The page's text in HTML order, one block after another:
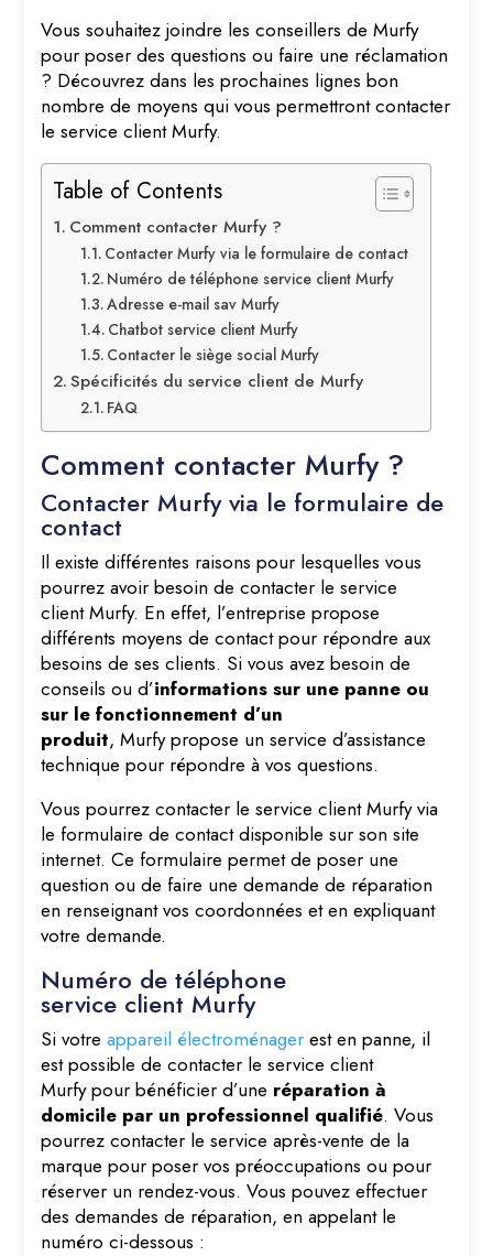
Vous souhaitez joindre les conseillers de Murfy
pour poser des questions ou faire une réclamation
? Découvrez dans les prochaines lignes bon
nombre de moyens qui vous permettront contacter
le service client Murfy.
Table of Contents
Comment contacter Murfy ?
Contacter Murfy via le formulaire de contact
Numéro de téléphone service client Murfy
Adresse e-mail sav Murfy
Chatbot service client Murfy
Contacter le siège social Murfy
Spécificités du service client de Murfy
FAQ
Comment contacter Murfy ?
Contacter Murfy via le formulaire de
contact
Il existe différentes raisons pour lesquelles vous
pourrez avoir besoin de contacter le service
client Murfy. En effet, l’entreprise propose
différents moyens de contact pour répondre aux
besoins de ses clients. Si vous avez besoin de
conseils ou d’informations sur une panne ou
sur le fonctionnement d’un
produit, Murfy propose un service d’assistance
technique pour répondre à vos questions.
Vous pourrez contacter le service client Murfy via
le formulaire de contact disponible sur son site
internet. Ce formulaire permet de poser une
question ou de faire une demande de réparation
en renseignant vos coordonnées et en expliquant
votre demande.
Numéro de téléphone
service client Murfy
Si votreappareil électroménager est en panne, il
est possible de contacter le service client
Murfy pour bénéficier d’une réparation à
domicile par un professionnel qualifié. Vous
pourrez contacter le service après-vente de la
marque pour poser vos préoccupations ou pour
réserver un rendez-vous. Vous pouvez effectuer
des demandes de réparation, en appelant le
numéro ci-dessous :